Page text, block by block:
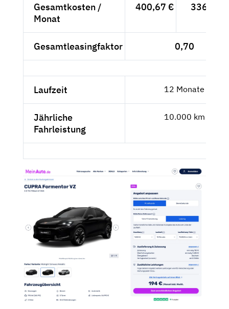
Gesamtkosten /
Monat
400,67 € 336,69 €
Gesamtleasingfaktor 0,70
Laufzeit 12 Monate
Jährliche
Fahrleistung
10.000 km